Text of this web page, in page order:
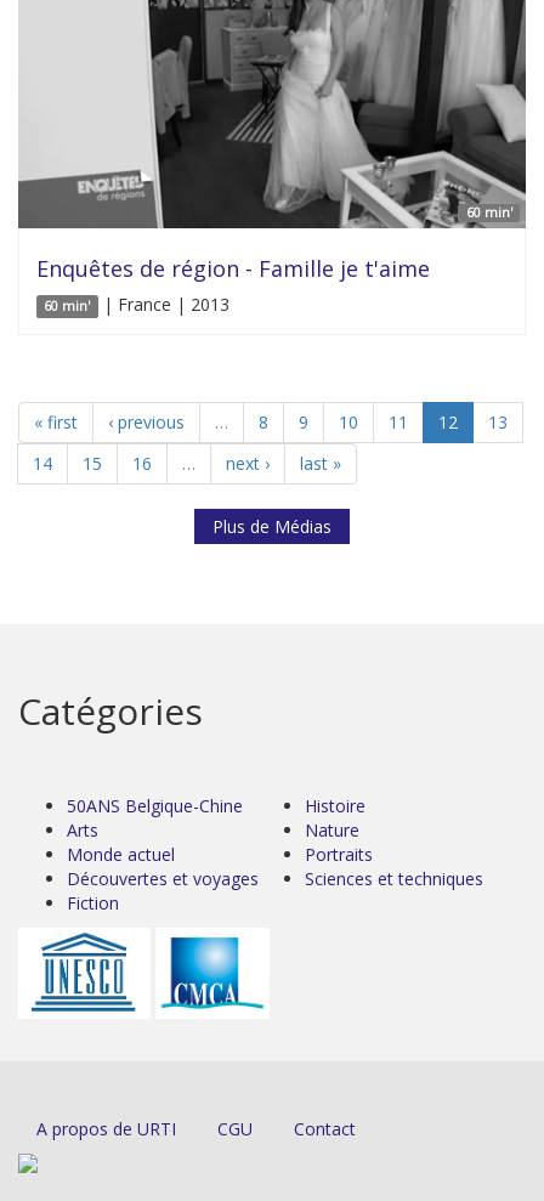
60 min'
Enquêtes de région - Famille je t'aime
60 min' | France | 2013
« first ‹ previous … 8 9 10 11 12
13
14
15 16 … next › last »
Plus de Médias
Catégories
50ANS Belgique-Chine
Arts
Monde actuel
Découvertes et voyages
Fiction
Histoire
Nature
Portraits
Sciences et techniques
A propos de URTI CGU Contact